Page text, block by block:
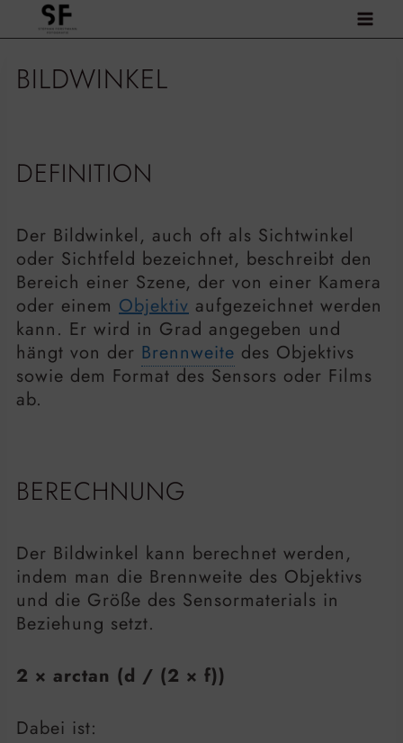
Inhalt
BILDWINKEL
DEFINITION
Der Bildwinkel, auch oft als Sichtwinkel
oder Sichtfeld bezeichnet, beschreibt den
Bereich einer Szene, der von einer Kamera
oder einem Objektiv aufgezeichnet werden
kann. Er wird in Grad angegeben und
hängt von der Brennweite des Objektivs
sowie dem Format des Sensors oder Films
ab.
BERECHNUNG
Der Bildwinkel kann berechnet werden,
indem man die Brennweite des Objektivs
und die Größe des Sensormaterials in
Beziehung setzt.
2 × arctan (d / (2 × f))
Dabei ist: